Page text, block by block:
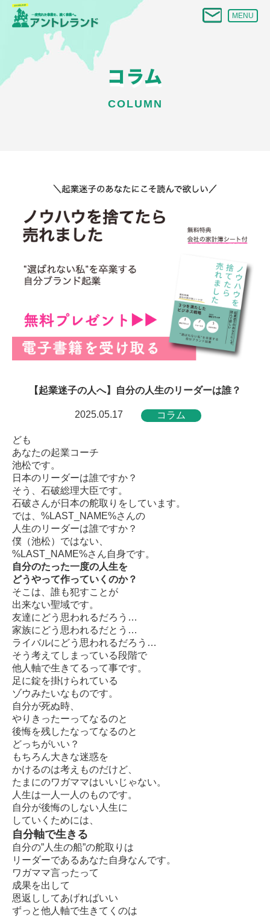
MENU
コラム
COLUMN
【起業迷子の人へ】自分の人生のリーダーは誰？
2025.05.17 コラム
ども
あなたの起業コーチ
池松です。
日本のリーダーは誰ですか？
そう、石破総理大臣です。
石破さんが日本の舵取りをしています。
では、%LAST_NAME%さんの
人生のリーダーは誰ですか？
僕（池松）ではない、
%LAST_NAME%さん自身です。
自分のたった一度の人生を
どうやって作っていくのか？
そこは、誰も犯すことが
出来ない聖域です。
友達にどう思われるだろう…
家族にどう思われるだとう…
ライバルにどう思われるだろう…
そう考えてしまっている段階で
他人軸で生きてるって事です。
足に錠を掛けられている
ゾウみたいなものです。
自分が死ぬ時、
やりきったーってなるのと
後悔を残したなってなるのと
どっちがいい？
もちろん大きな迷惑を
かけるのは考えものだけど、
たまにのワガママはいいじゃない。
人生は一人一人のものです。
自分が後悔のしない人生に
していくためには、
自分軸で生きる
自分の”人生の船”の舵取りは
リーダーであるあなた自身なんです。
ワガママ言ったって
成果を出して
恩返ししてあげればいい
ずっと他人軸で生きてくのは